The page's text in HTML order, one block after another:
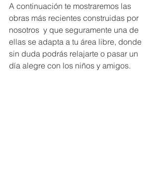
A continuación te mostraremos las
obras más recientes construidas por
nosotros  y que seguramente una de
ellas se adapta a tu área libre, donde
sin duda podrás relajarte o pasar un
día alegre con los niños y amigos.